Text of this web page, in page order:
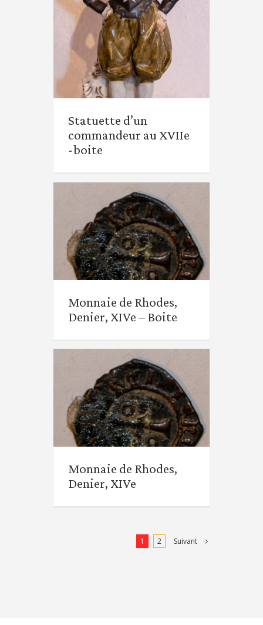
Statuette d’un
commandeur au XVIIe -
boite
Statuette d’un
commandeur au XVIIe
-boite
Monnaie de Rhodes,
Denier, XIVe – Boite
Monnaie de Rhodes,
Denier, XIVe – Boite
Monnaie de Rhodes,
Denier, XIVe
Monnaie de Rhodes,
Denier, XIVe
1 2 Suivant